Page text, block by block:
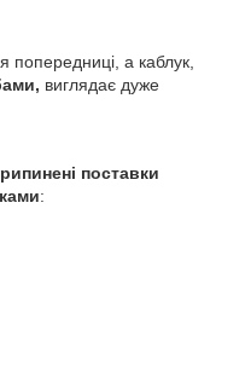
попередниці, а каблук,
виглядає дуже
поставки
: